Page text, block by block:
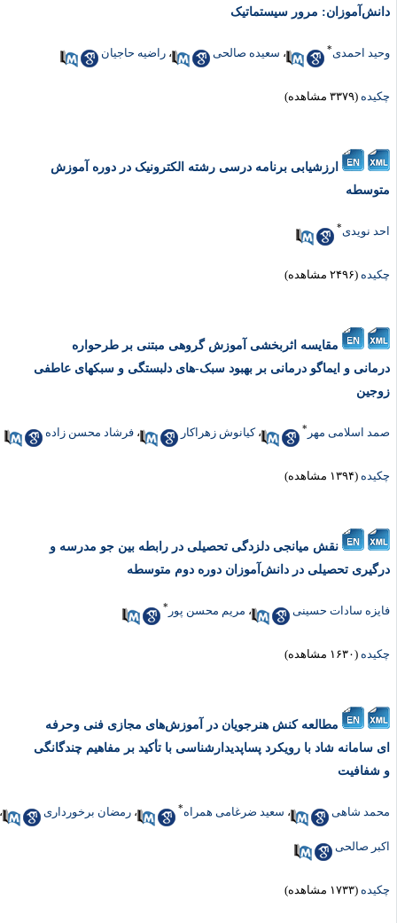
مرور سیستماتیک
احمدی ،سعیده صالحی ،راضیه حاجیان
(۳۳۷۹ مشاهده)
ارزشیابی برنامه‌ درسی رشته الکترونیک در دوره آموزش
نویدی
(۲۴۹۶ مشاهده)
مقایسه اثربخشی آموزش گروهی مبتنی بر طرحواره
و ایماگو درمانی بر بهبود سبک-های دلبستگی و سبکهای عاطفی
اسلامی مهر ،کیانوش زهراکار ،فرشاد محسن زاده
(۱۳۹۴ مشاهده)
نقش میانجی دلزدگی تحصیلی در رابطه بین جو مدرسه و
تحصیلی در دانش‌آموزان دوره دوم متوسطه
سادات حسینی ،مریم محسن پور
(۱۶۳۰ مشاهده)
مطالعه کنش هنرجویان در آموزش‌های مجازی فنی وحرفه
سامانه شاد با رویکرد پساپدیدارشناسی با تأکید بر مفاهیم چندگانگی
شفافیت
شاهی ،سعید ضرغامی همراه * ،رمضان برخورداری ،
صالحی
(۱۷۳۳ مشاهده)